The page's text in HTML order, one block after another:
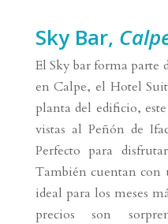
Sky Bar,
El Sky bar forma parte
en Calpe, el Hotel
planta del edificio,
vistas al Peñón de
Perfecto para
También cuentan con
ideal para los meses
precios son